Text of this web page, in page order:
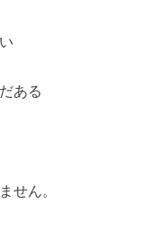
ある
せん。